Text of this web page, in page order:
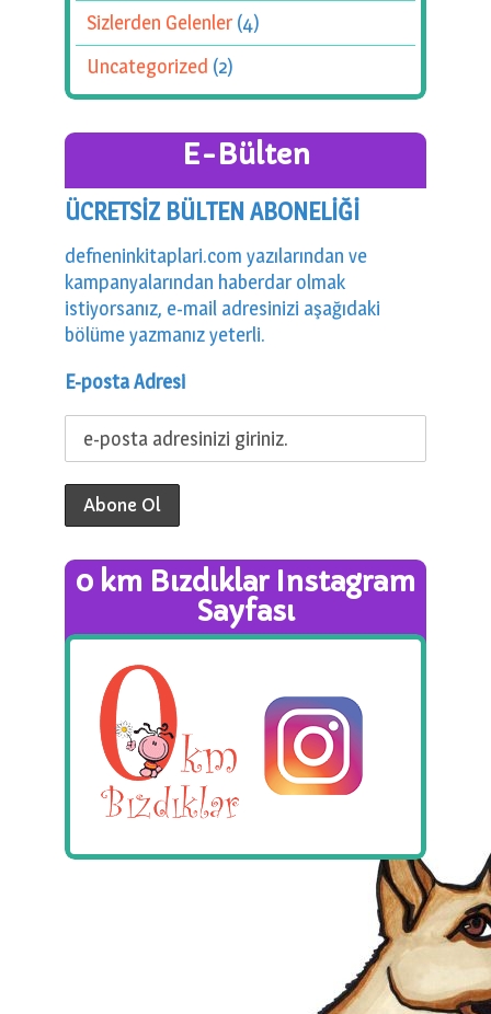
Sizlerden Gelenler(4)
Uncategorized (2)
E-Bülten
ÜCRETSİZ BÜLTEN ABONELİĞİ
defneninkitaplari.com yazılarından ve
kampanyalarından haberdar olmak
istiyorsanız, e-mail adresinizi aşağıdaki
bölüme yazmanız yeterli.
E-posta Adresi
0 km Bızdıklar Instagram
Sayfası